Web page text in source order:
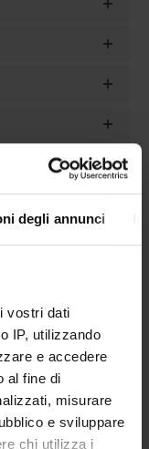
degli annunci
vostri dati
IP, utilizzando
e accedere
al fine di
misurare
e sviluppare
chi utilizza i